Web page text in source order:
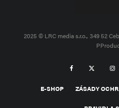
2025 © LRC media s.r.o., 349 52
E-SHOP ZÁSADY